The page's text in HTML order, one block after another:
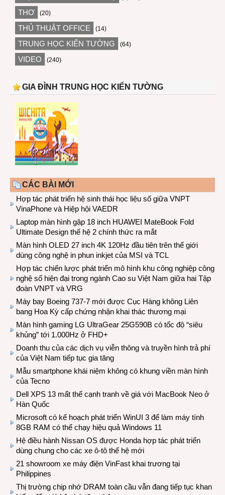
THƠ (20)
THỦ THUẬT OFFICE (14)
TRUNG HỌC KIẾN TƯỜNG (64)
VIDEO (240)
GIA ĐÌNH TRUNG HỌC KIẾN TƯỜNG
CÁC BÀI MỚI
Hợp tác phát triển hệ sinh thái học liệu số giữa VNPT
VinaPhone và Hiệp hội VAEDR
Laptop màn hình gập 18 inch HUAWEI MateBook Fold
Ultimate Design thế hệ 2 chính thức ra mắt
Màn hình OLED 27 inch 4K 120Hz đầu tiên trên thế giới
dùng công nghệ in phun inkjet của MSI và TCL
Hợp tác chiến lược phát triển mô hình khu công nghiệp công
nghệ số hiện đại trong ngành Cao su Việt Nam giữa hai Tập
đoàn VNPT và VRG
Máy bay Boeing 737-7 mới được Cục Hàng không Liên
bang Hoa Kỳ cấp chứng nhận khai thác thương mại
Màn hình gaming LG UltraGear 25G590B có tốc độ “siêu
khủng” tới 1.000Hz ở FHD+
Doanh thu của các dịch vụ viễn thông và truyền hình trả phí
của Việt Nam tiếp tục gia tăng
Mẫu smartphone khái niệm không có khung viền màn hình
của Tecno
Dell XPS 13 mất thế cạnh tranh về giá với MacBook Neo ở
Hàn Quốc
Microsoft có kế hoạch phát triển WinUI 3 để làm máy tính
8GB RAM có thể chạy hiệu quả Windows 11
Hệ điều hành Nissan OS được Honda hợp tác phát triển
dùng chung cho các xe ô-tô thế hệ mới
21 showroom xe máy điện VinFast khai trương tại
Philippines
Thị trường chip nhớ DRAM toàn cầu vẫn đang tiếp tục khan